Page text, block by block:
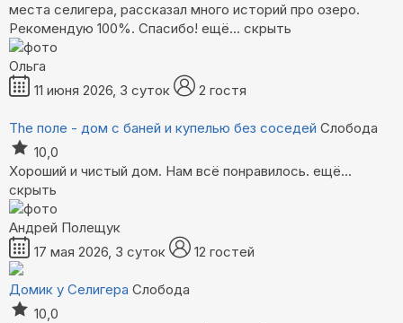
места селигера, рассказал много историй про озеро.
Рекомендую 100%. Спасибо! ещё... скрыть
Ольга
11 июня 2026, 3 суток
2 гостя
The поле - дом с баней и купелью без соседей Слобода
10,0
Хороший и чистый дом. Нам всё понравилось. ещё...
скрыть
Андрей Полещук
17 мая 2026, 3 суток
12 гостей
Домик у Селигера Слобода
10,0